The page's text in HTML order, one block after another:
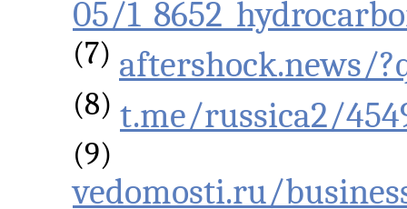
05/
(7) aftershock.news/
(8) t.me/russica2/
(9)
vedomosti.ru/